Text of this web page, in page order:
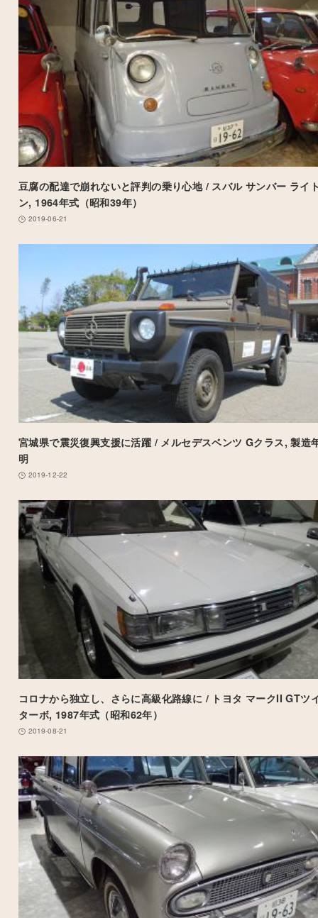
豆腐の配達で崩れないと評判の乗り心地 / スバル サンバー ライ
ン, 1964年式（昭和39年）
2019-06-21
宮城県で震災復興支援に活躍 / メルセデスベンツ Gクラス, 製造
明
2019-12-22
コロナから独立し、さらに高級化路線に / トヨタ マークII GTツ
ターボ, 1987年式（昭和62年）
2019-08-21